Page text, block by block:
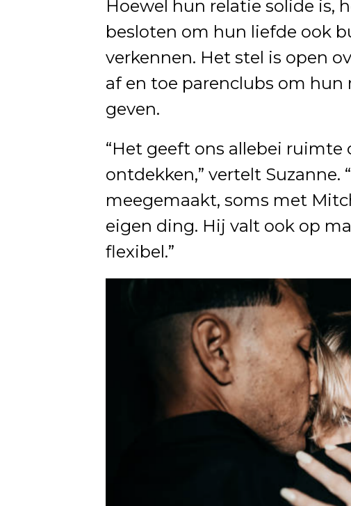
Hoewel hun relatie solide is,
besloten om hun liefde ook
verkennen. Het stel is open
af en toe parenclubs om
geven.
“Het geeft ons allebei ruimte
ontdekken,” vertelt Suzanne.
meegemaakt, soms met
eigen ding. Hij valt ook op
flexibel.”